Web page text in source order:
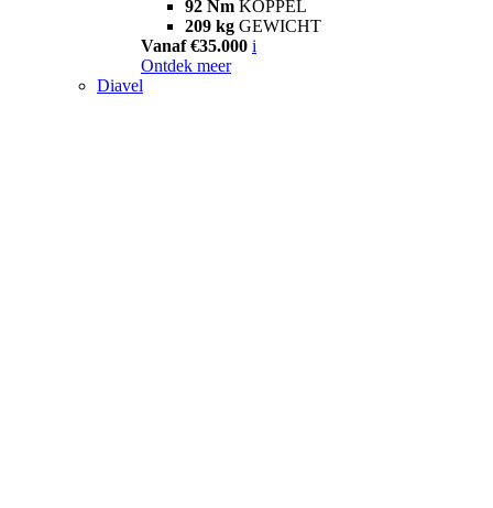
92 Nm KOPPEL
209 kg GEWICHT
Vanaf €35.000 i
Ontdek meer
Diavel